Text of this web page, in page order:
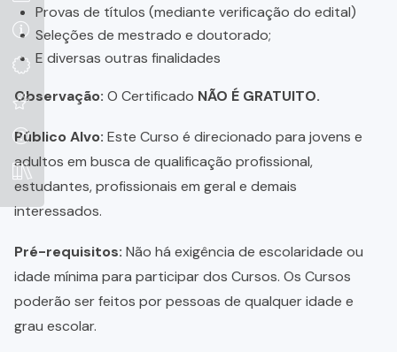
Provas de títulos (mediante verificação do edital)
Seleções de mestrado e doutorado;
E diversas outras finalidades
Observação: O Certificado NÃO É GRATUITO.
Público Alvo: Este Curso é direcionado para jovens e
adultos em busca de qualificação profissional,
estudantes, profissionais em geral e demais
interessados.
Pré-requisitos: Não há exigência de escolaridade ou
idade mínima para participar dos Cursos. Os Cursos
poderão ser feitos por pessoas de qualquer idade e
grau escolar.